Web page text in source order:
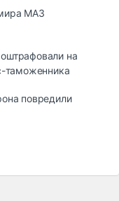
МАЗ
на
таможенника
повредили